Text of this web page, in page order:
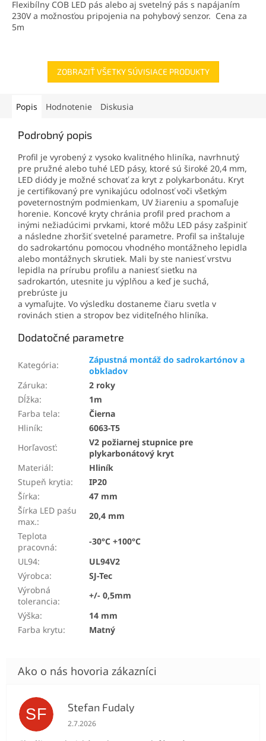
Flexibílny COB LED pás alebo aj svetelný pás s napájaním
230V a možnosťou pripojenia na pohybový senzor. Cena za
5m
ZOBRAZIŤ VŠETKY SÚVISIACE PRODUKTY
Popis Hodnotenie Diskusia
Podrobný popis
Profil je vyrobený z vysoko kvalitného hliníka, navrhnutý
pre pružné alebo tuhé LED pásy, ktoré sú široké 20,4 mm,
LED diódy je možné schovať za kryt z polykarbonátu. Kryt
je certifikovaný pre vynikajúcu odolnosť voči všetkým
poveternostným podmienkam, UV žiareniu a spomaľuje
horenie. Koncové kryty chránia profil pred prachom a
inými nežiadúcimi prvkami, ktoré môžu LED pásy zašpiniť
a následne zhoršiť svetelné parametre. Profil sa inštaluje
do sadrokartónu pomocou vhodného montážneho lepidla
alebo montážnych skrutiek. Mali by ste naniesť vrstvu
lepidla na prírubu profilu a naniesť sieťku na
sadrokartón, utesnite ju výplňou a keď je suchá,
prebrúste ju
a vymaľujte. Vo výsledku dostaneme čiaru svetla v
rovinách stien a stropov bez viditeľného hliníka.
Dodatočné parametre
Kategória:
Zápustná montáž do sadrokartónov a
obkladov
Záruka:
2 roky
Dĺžka:
1m
Farba tela:
Čierna
Hliník:
6063-T5
Horľavosť:
V2 požiarnej stupnice pre
plykarbonátový kryt
Materiál:
Hliník
Stupeň krytia:
IP20
Šírka:
47 mm
Šírka LED paśu
max.:
20,4 mm
Teplota
pracovná:
-30°C +100°C
UL94:
UL94V2
Výrobca:
SJ-Tec
Výrobná
tolerancia:
+/- 0,5mm
Výška:
14 mm
Farba krytu: Matný
SF Stefan Fudaly
Hodnotenie obchodu je 5 z 5 hviezdičiek.
2.7.2026